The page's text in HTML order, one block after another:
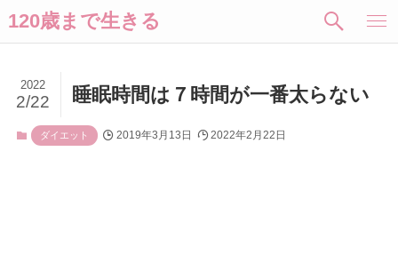
120歳まで生きる
睡眠時間は７時間が一番太らない
2022
2/22
ダイエット 2019年3月13日 2022年2月22日